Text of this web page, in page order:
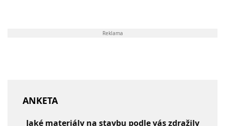
Reklama
ANKETA
Jaké materiály na stavbu podle vás zdražily